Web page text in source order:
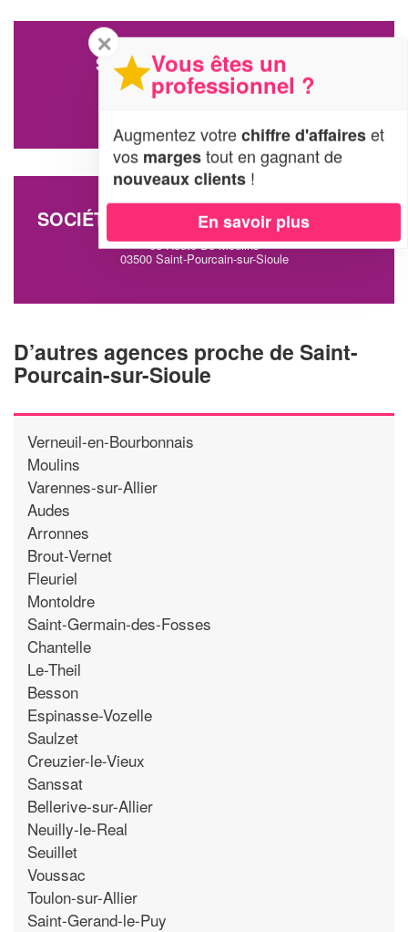
SOCIÉTÉ BRUN VALERIE
2 Rue Du Lycee
03500 Saint-Pourcain-sur-Sioule
SOCIÉTÉ AU JARDIN DE CARO (SARL)
68 Route De Moulins
03500 Saint-Pourcain-sur-Sioule
D’autres agences proche de Saint-
Pourcain-sur-Sioule
Verneuil-en-Bourbonnais
Moulins
Varennes-sur-Allier
Audes
Arronnes
Brout-Vernet
Fleuriel
Montoldre
Saint-Germain-des-Fosses
Chantelle
Le-Theil
Besson
Espinasse-Vozelle
Saulzet
Creuzier-le-Vieux
Sanssat
Bellerive-sur-Allier
Neuilly-le-Real
Seuillet
Voussac
Toulon-sur-Allier
Saint-Gerand-le-Puy
✕
Vous êtes un
professionnel ?
Augmentez votrechiffre d'affaireset
vos margestout en gagnant de
nouveaux clients !
En savoir plus